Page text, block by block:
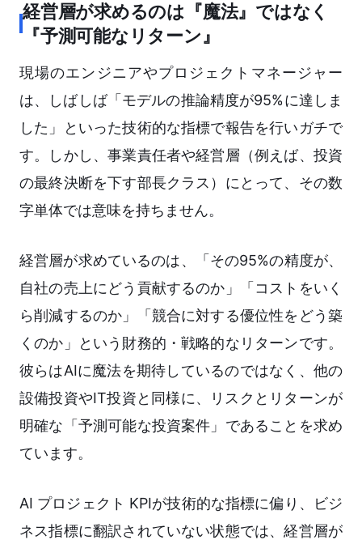
経営層が求めるのは『魔法』ではなく
『予測可能なリターン』
現場のエンジニアやプロジェクトマネージャー
は、しばしば「モデルの推論精度が95%に達しま
した」といった技術的な指標で報告を行いガチで
す。しかし、事業責任者や経営層（例えば、投資
の最終決断を下す部長クラス）にとって、その数
字単体では意味を持ちません。
経営層が求めているのは、「その95%の精度が、
自社の売上にどう貢献するのか」「コストをいく
ら削減するのか」「競合に対する優位性をどう築
くのか」という財務的・戦略的なリターンです。
彼らはAIに魔法を期待しているのではなく、他の
設備投資やIT投資と同様に、リスクとリターンが
明確な「予測可能な投資案件」であることを求め
ています。
AI プロジェクト KPIが技術的な指標に偏り、ビジ
ネス指標に翻訳されていない状態では、経営層が